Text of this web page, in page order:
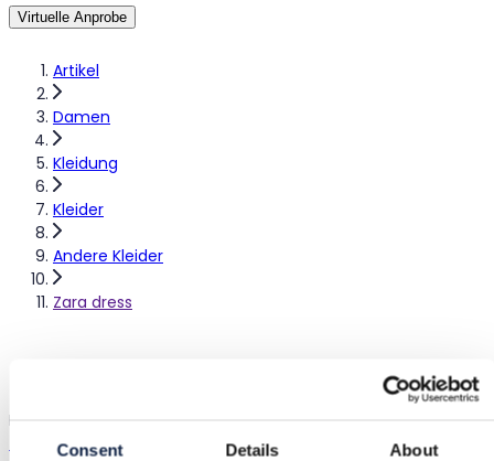
Consent Details About
Artikel
Damen
Kleidung
Kleider
Andere Kleider
Zara dress
Virtuelle Anprobe
Im Urlaub
S / 36|Ausgezeichnet